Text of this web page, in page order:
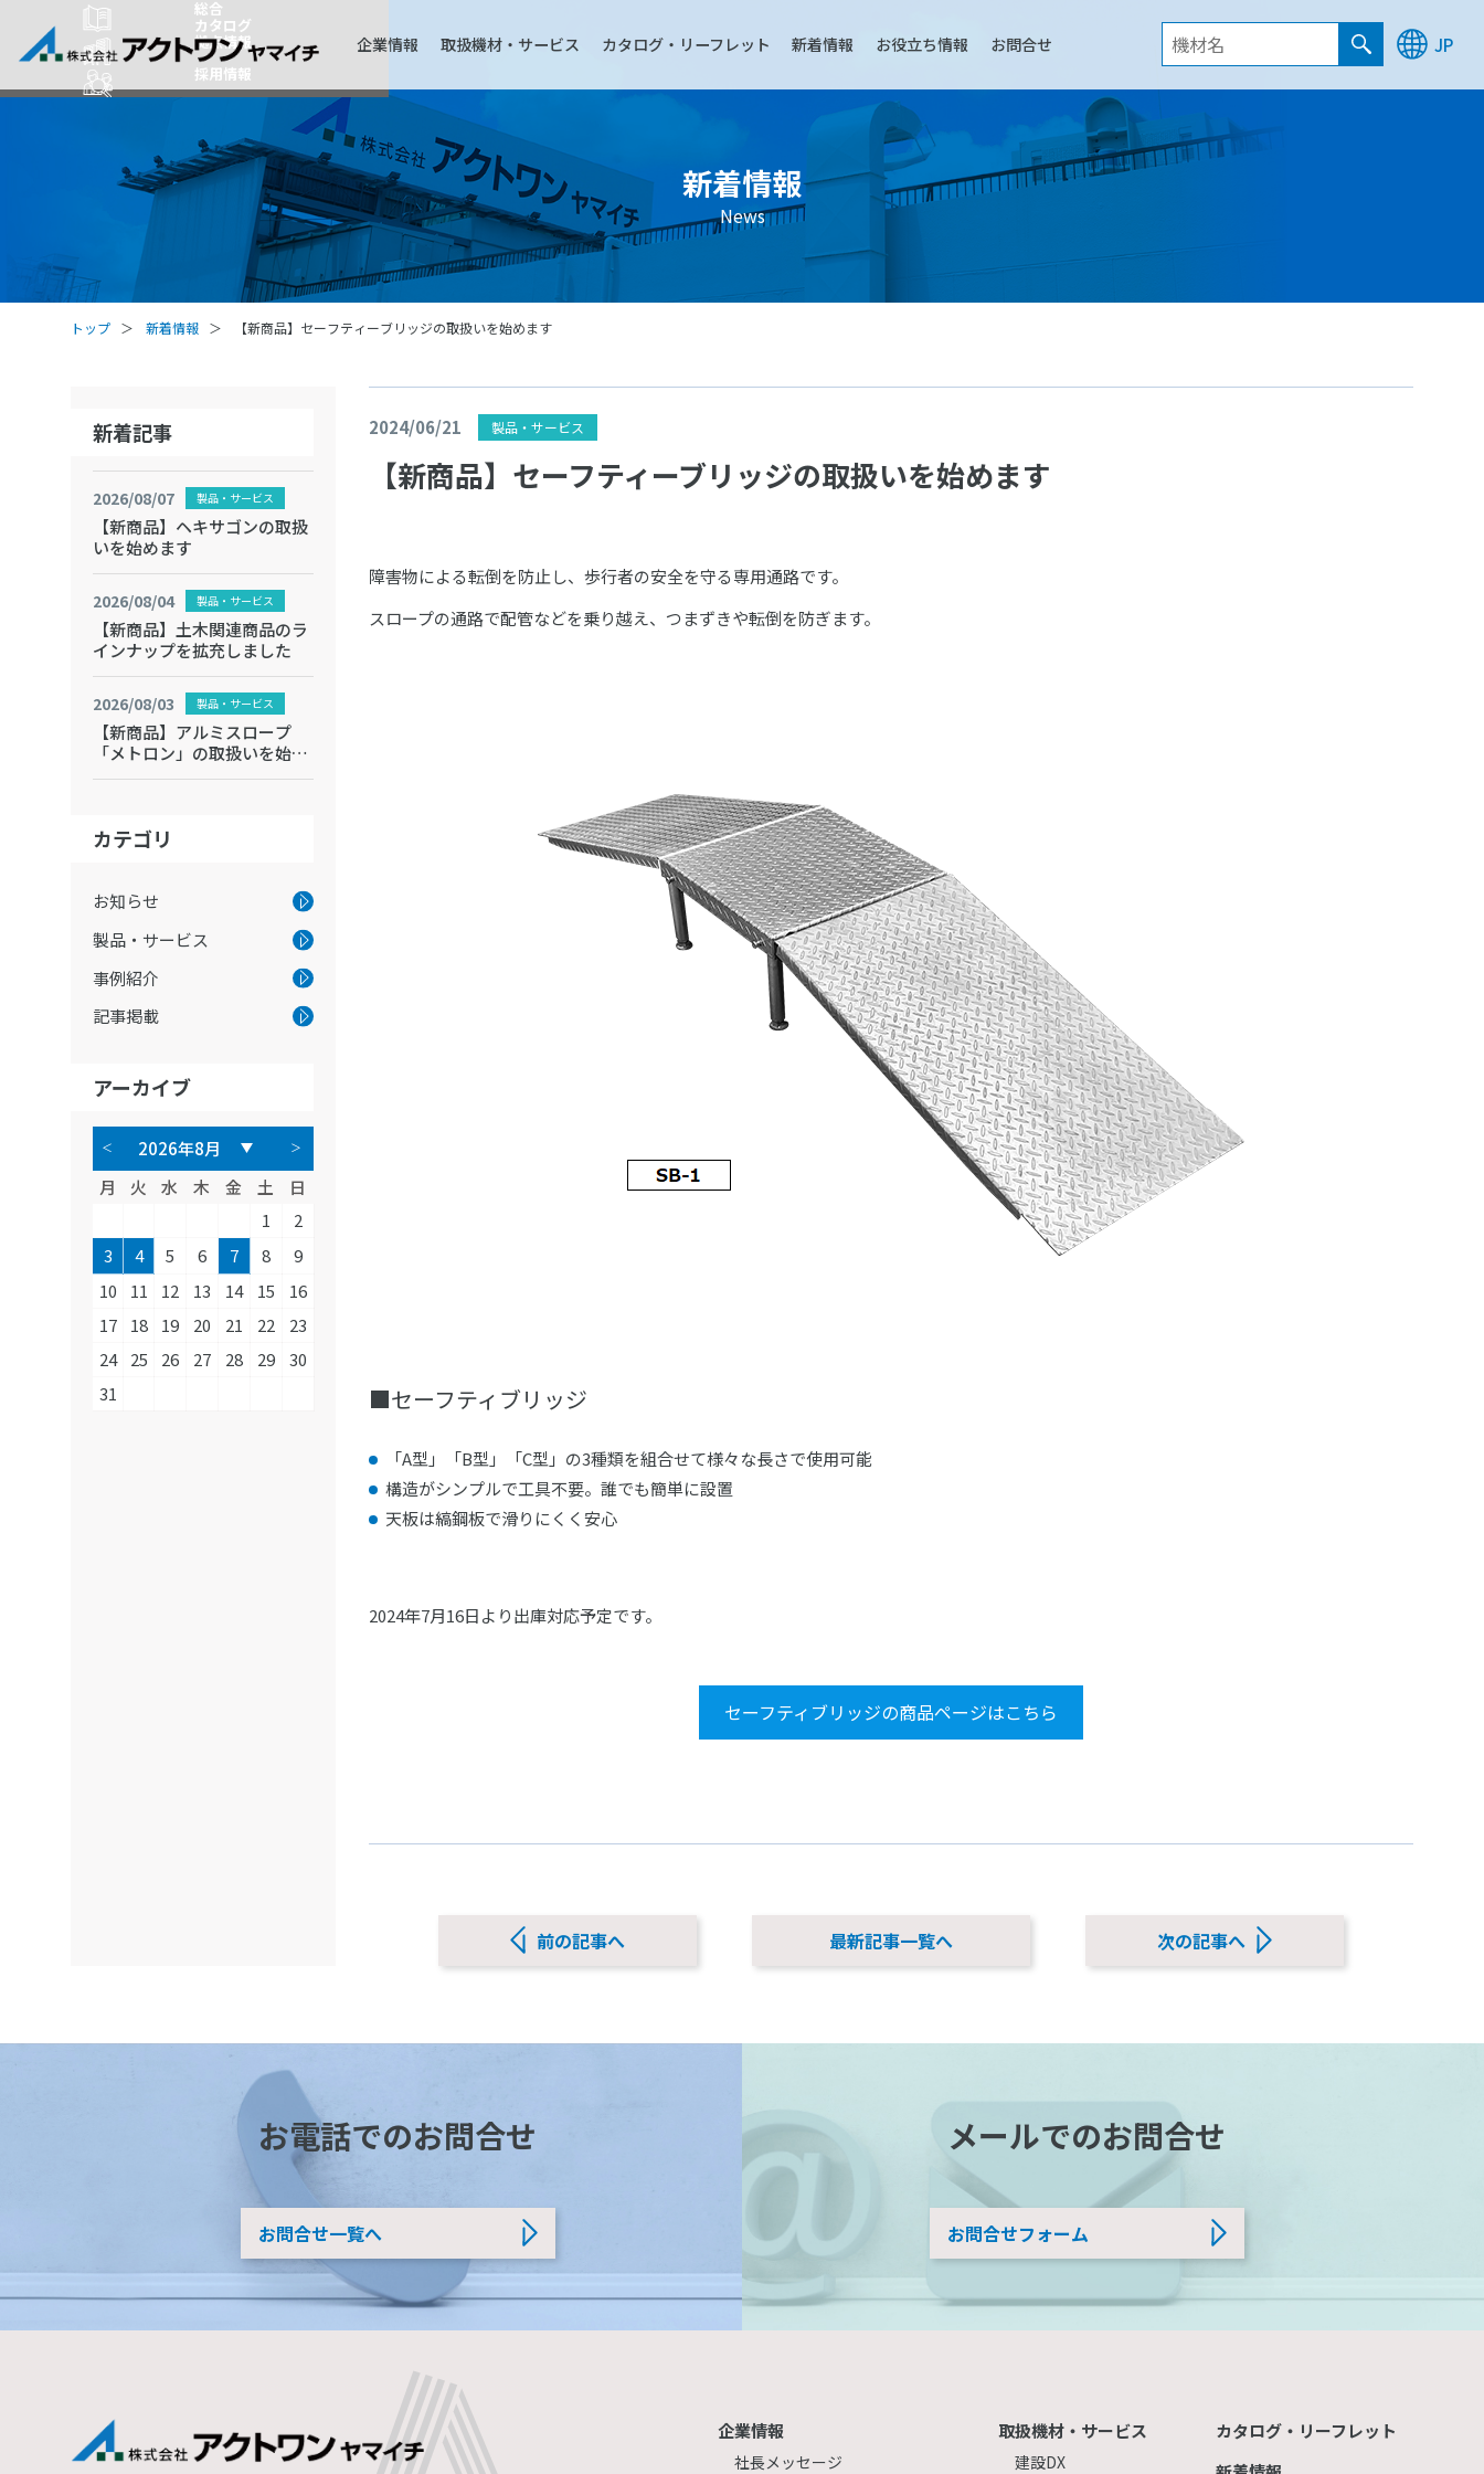
総合
カタログ
拠点情報
採用情報
企業情報 取扱機材・サービス カタログ・リーフレット 新着情報 お役立ち情報 お問合せ JP
新着情報
News
トップ 新着情報 【新商品】セーフティーブリッジの取扱いを始めます
2024/06/21 製品・サービス
【新商品】セーフティーブリッジの取扱いを始めます
障害物による転倒を防止し、歩行者の安全を守る専用通路です。
スロープの通路で配管などを乗り越え、つまずきや転倒を防ぎます。
■セーフティブリッジ
「A型」「B型」「C型」の3種類を組合せて様々な長さで使用可能
構造がシンプルで工具不要。誰でも簡単に設置
天板は縞鋼板で滑りにくく安心
2024年7月16日より出庫対応予定です。
セーフティブリッジの商品ページはこちら
前の記事へ 最新記事一覧へ 次の記事へ
新着記事
2026/08/07 製品・サービス
【新商品】ヘキサゴンの取扱
いを始めます
2026/08/04 製品・サービス
【新商品】土木関連商品のラ
インナップを拡充しました
2026/08/03 製品・サービス
【新商品】アルミスロープ
「メトロン」の取扱いを始め
ます
カテゴリ
お知らせ
製品・サービス
事例紹介
記事掲載
アーカイブ
月 火 水 木 金 土
日
1
2
3
4 5 6 7 8
9
10
11 12 13 14 15
16
17
18 19 20 21 22
23
24
25 26 27 28 29
30
31
お電話でのお問合せ
お問合せ一覧へ
メールでのお問合せ
お問合せフォーム
企業情報
社長メッセージ
取扱機材・サービス
建設DX
カタログ・リーフレット